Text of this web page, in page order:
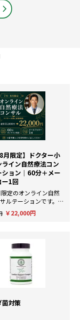
8月限定】ドクター小
イン自然療法コン
ション｜60分＋メー
ー1回
定のオンライン自然
ルテーションです。AI
的な回答ではなく、臨
とづいた個別のアドバ
￥22,000円
菌対策